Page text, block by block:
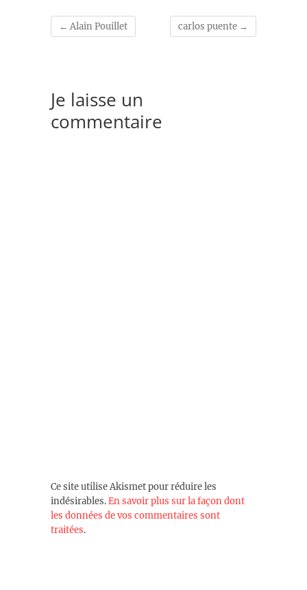
← Alain Pouillet carlos puente →
Je laisse un
commentaire
Ce site utilise Akismet pour réduire les
indésirables.En savoir plus sur la façon dont
les données de vos commentaires sont
traitées.